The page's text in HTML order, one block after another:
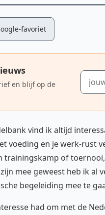
favoriet
en blijf op de
E-
vind ik altijd
voeding en je werk-rust
trainingskamp of
mee geweest heb ik al
begeleiding mee te
had om met de